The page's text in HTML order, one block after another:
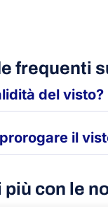
frequenti
del visto?
il
più con le